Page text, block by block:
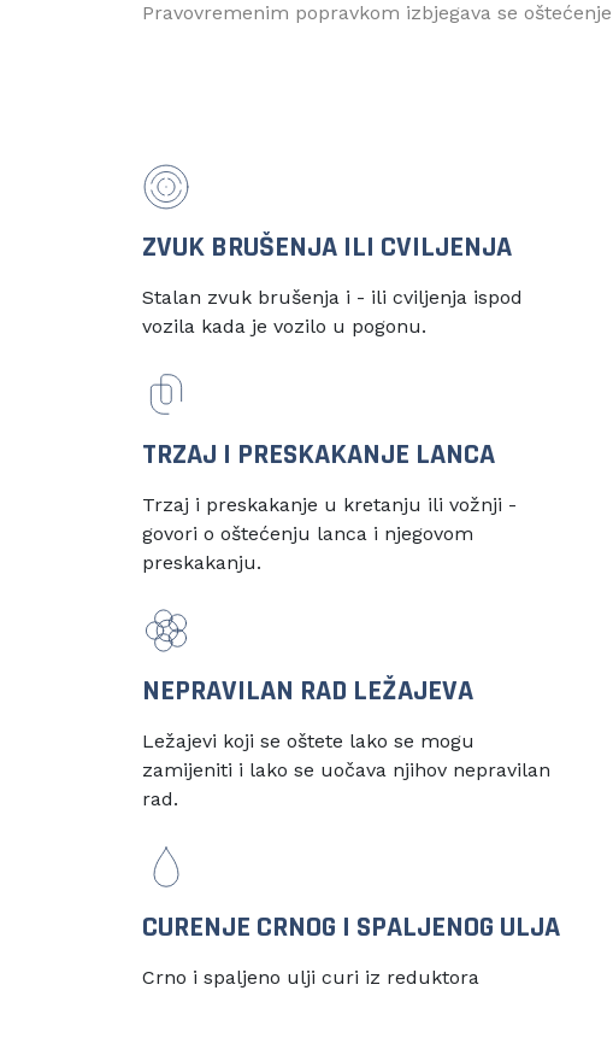
Pravovremenim popravkom izbjegava se
ZVUK BRUŠENJA ILI CVILJENJA
Stalan zvuk brušenja i - ili cviljenja ispod
vozila kada je vozilo u pogonu.
TRZAJ I PRESKAKANJE LANCA
Trzaj i preskakanje u kretanju ili vožnji -
govori o oštećenju lanca i njegovom
preskakanju.
NEPRAVILAN RAD LEŽAJEVA
Ležajevi koji se oštete lako se mogu
zamijeniti i lako se uočava njihov nepravilan
rad.
CURENJE CRNOG I SPALJENOG ULJA
Crno i spaljeno ulji curi iz reduktora